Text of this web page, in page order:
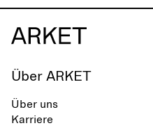
Über ARKET
Über uns
Karriere